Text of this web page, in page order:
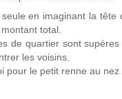
en imaginant la tête
total.
de quartier sont
les voisins.
pour le petit renne au nez